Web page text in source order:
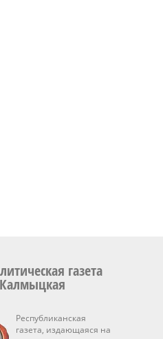
газета
Республиканская
газета, издающаяся на